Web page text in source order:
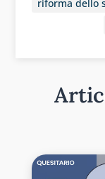
riforma dello